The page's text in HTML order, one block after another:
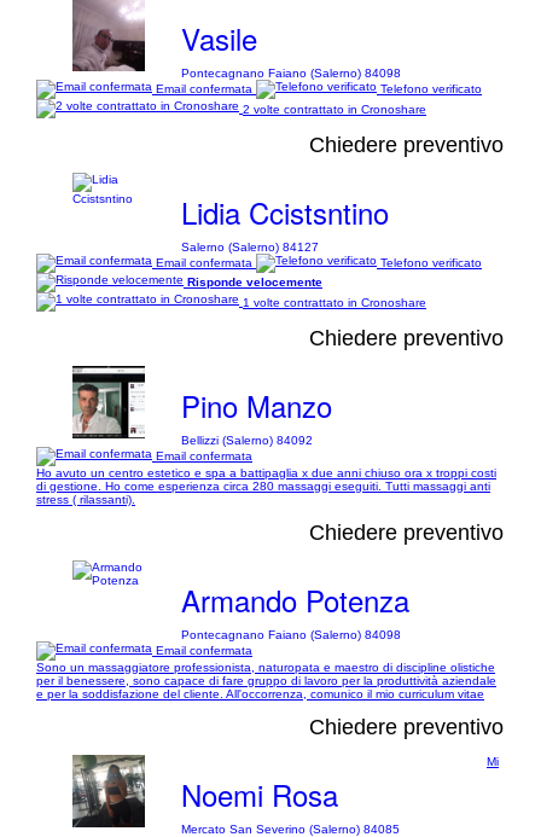
Vasile
Pontecagnano Faiano (Salerno) 84098
Email confermata
Telefono verificato
2 volte contrattato in Cronoshare
Chiedere preventivo
Lidia Ccistsntino
Salerno (Salerno) 84127
Email confermata
Telefono verificato
Risponde velocemente
1 volte contrattato in Cronoshare
Chiedere preventivo
Pino Manzo
Bellizzi (Salerno) 84092
Email confermata
Ho avuto un centro estetico e spa a battipaglia x due anni chiuso ora x troppi costi
di gestione. Ho come esperienza circa 280 massaggi eseguiti. Tutti massaggi anti
stress ( rilassanti).
Chiedere preventivo
Armando Potenza
Pontecagnano Faiano (Salerno) 84098
Email confermata
Sono un massaggiatore professionista, naturopata e maestro di discipline olistiche
per il benessere, sono capace di fare gruppo di lavoro per la produttività aziendale
e per la soddisfazione del cliente. All'occorrenza, comunico il mio curriculum vitae
Chiedere preventivo
Noemi Rosa
Mercato San Severino (Salerno) 84085
Mi